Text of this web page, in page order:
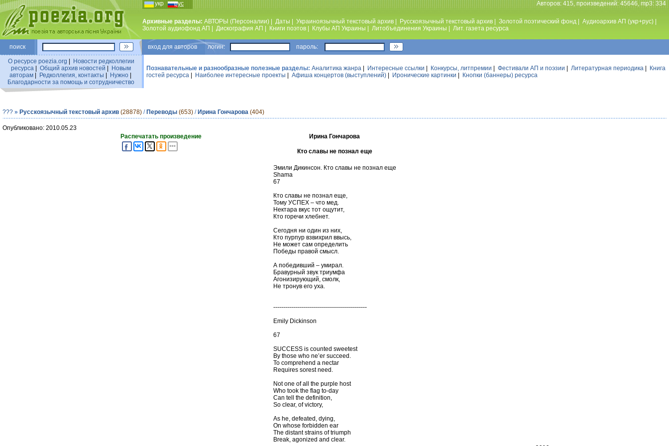
укр рус Авторов: 415, произведений: 45646, mp3: 334
Архивные разделы: АВТОРЫ (Персоналии) Даты Украиноязычный текстовый архив Русскоязычный текстовый архив Золотой поэтический фонд Аудиоархив АП (укр+рус)
Золотой аудиофонд АП
Дискография АП Книги поэтов Клубы АП Украины Литобъединения Украины Лит. газета ресурса
поиск вход для авторов логин: пароль:
О ресурсе poezia.org
Новости редколлегии
ресурса
Общий архив новостей
Новым
авторам| Редколлегия, контакты Нужно|
Благодарности за помощь и сотрудничество
Познавательные и разнообразные полезные разделы: Аналитика жанра Интересные ссылки Конкурсы, литпремии Фестивали АП и поэзии Литературная периодика
Книга
гостей ресурса
Наиболее интересные проекты Афиша концертов (выступлений) Иронические картинки Кнопки (баннеры) ресурса
??? » Русскоязычный текстовый архив (28878) / Переводы (653) / Ирина Гончарова (404)
Опубликовано: 2010.05.23
Распечатать произведение
Ирина Гончарова
Кто славы не познал еще
Эмили Дикинсон. Кто славы не познал еще
Shama
67
Кто славы не познал еще,
Тому УСПЕХ – что мед.
Нектара вкус тот ощутит,
Кто горечи хлебнет.
Сегодня ни один из них,
Кто пурпур взвихрил ввысь,
Не может сам определить
Победы правой смысл.
А победивший – умирал.
Бравурный звук триумфа
Агонизирующий, смолк,
Не тронув его уха.
-----------------------------------------------
Emily Dickinson
67
SUCCESS is counted sweetest
By those who ne’er succeed.
To comprehend a nectar
Requires sorest need.
Not one of all the purple host
Who took the flag to-day
Can tell the definition,
So clear, of victory,
As he, defeated, dying,
On whose forbidden ear
The distant strains of triumph
Break, agonized and clear.